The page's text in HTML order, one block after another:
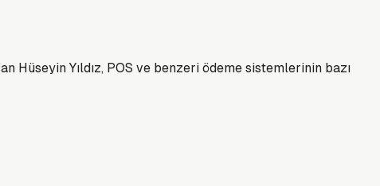
Yıldız, POS ve benzeri ödeme sistemlerinin bazı